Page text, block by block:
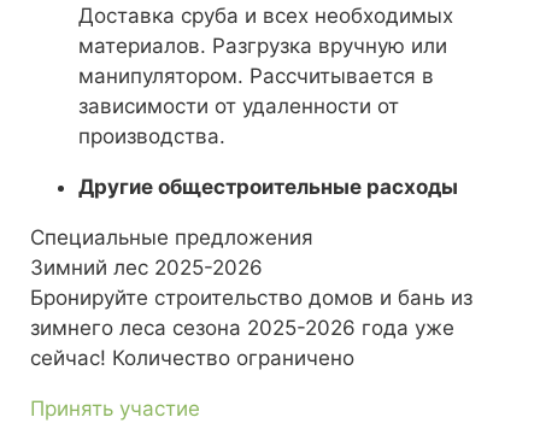
Доставка сруба и всех необходимых
материалов. Разгрузка вручную или
манипулятором. Рассчитывается в
зависимости от удаленности от
производства.
Другие общестроительные расходы
Специальные предложения
Зимний лес 2025-2026
Бронируйте строительство домов и бань из
зимнего леса сезона 2025-2026 года уже
сейчас! Количество ограничено
Принять участие